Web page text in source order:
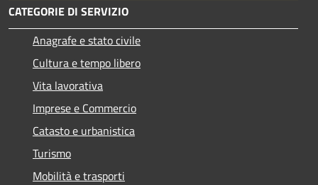
CATEGORIE DI SERVIZIO
Anagrafe e stato civile
Cultura e tempo libero
Vita lavorativa
Imprese e Commercio
Catasto e urbanistica
Turismo
Mobilità e trasporti